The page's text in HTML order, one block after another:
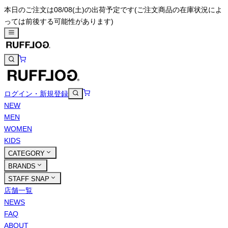
本日のご注文は08/08(土)の出荷予定です(ご注文商品の在庫状況によ
っては前後する可能性があります)
ログイン・新規登録
NEW
MEN
WOMEN
KIDS
CATEGORY
BRANDS
STAFF SNAP
店舗一覧
NEWS
FAQ
ABOUT